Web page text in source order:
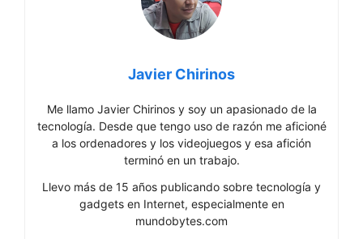
Javier Chirinos
Me llamo Javier Chirinos y soy un apasionado de la
tecnología. Desde que tengo uso de razón me aficioné
a los ordenadores y los videojuegos y esa afición
terminó en un trabajo.
Llevo más de 15 años publicando sobre tecnología y
gadgets en Internet, especialmente en
mundobytes.com